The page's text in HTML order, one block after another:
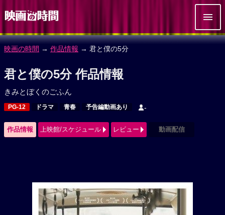
映画の時間 → 作品情報 → 君と僕の5分
君と僕の5分 作品情報
きみとぼくのごふん
PG-12 ドラマ 青春 予告編動画あり -
作品情報 上映館/スケジュール レビュー 動画配信